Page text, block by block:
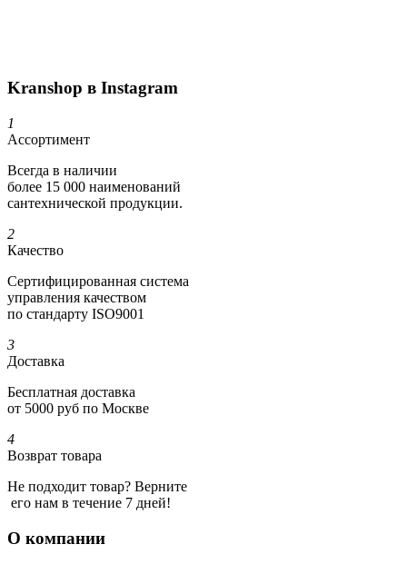
Kranshop в Instagram
1
Ассортимент
Всегда в наличии
более 15 000 наименований
сантехнической продукции.
2
Качество
Сертифициро­ванная система
управления качеством
по стандарту ISO9001
3
Доставка
Бесплатная доставка
от 5000 руб по Москве
4
Возврат товара
Не подходит товар? Верните
его нам в течение 7 дней!
О компании